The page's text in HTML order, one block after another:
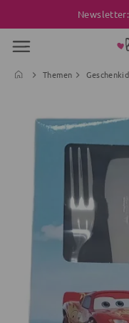
Themen